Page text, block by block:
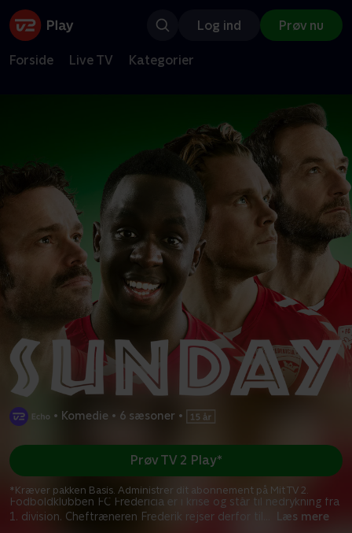
Log ind Prøv nu
Forside Live TV Kategorier
• Komedie • 6 sæsoner •
Fodboldklubben FC Fredericia er i krise og står til nedrykning fra
1. division. Cheftræneren Frederik rejser derfor til
Læs mere
Prøv TV 2 Play*
*Kræver pakken Basis. Administrer dit abonnement på Mit TV 2.